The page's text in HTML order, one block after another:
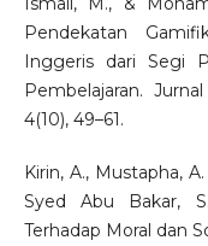
Pendekatan
Inggeris dari Segi
Pembelajaran.
4(10), 49–61.
Kirin, A., Mustapha,
Syed Abu Bakar,
Terhadap Moral dan